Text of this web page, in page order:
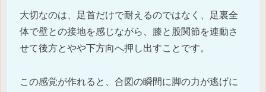
大切なのは、足首だけで耐えるのではなく、足裏全
体で壁との接地を感じながら、膝と股関節を連動さ
せて後方とやや下方向へ押し出すことです。
この感覚が作れると、合図の瞬間に脚の力が逃げに